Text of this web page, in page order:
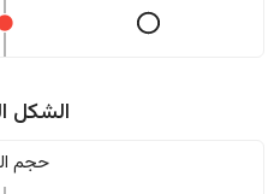
الشكل
حجم